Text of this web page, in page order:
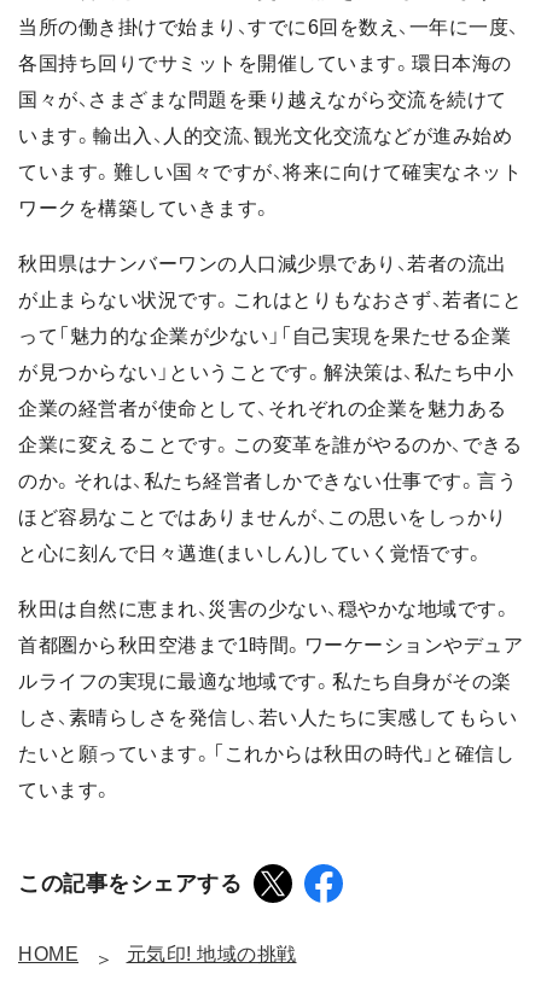
当所の働き掛けで始まり、すでに6回を数え、一年に一度、
各国持ち回りでサミットを開催しています。環日本海の
国々が、さまざまな問題を乗り越えながら交流を続けて
います。輸出入、人的交流、観光文化交流などが進み始め
ています。難しい国々ですが、将来に向けて確実なネット
ワークを構築していきます。
秋田県はナンバーワンの人口減少県であり、若者の流出
が止まらない状況です。これはとりもなおさず、若者にと
って「魅力的な企業が少ない」「自己実現を果たせる企業
が見つからない」ということです。解決策は、私たち中小
企業の経営者が使命として、それぞれの企業を魅力ある
企業に変えることです。この変革を誰がやるのか、できる
のか。それは、私たち経営者しかできない仕事です。言う
ほど容易なことではありませんが、この思いをしっかり
と心に刻んで日々邁進(まいしん)していく覚悟です。
秋田は自然に恵まれ、災害の少ない、穏やかな地域です。
首都圏から秋田空港まで1時間。ワーケーションやデュア
ルライフの実現に最適な地域です。私たち自身がその楽
しさ、素晴らしさを発信し、若い人たちに実感してもらい
たいと願っています。「これからは秋田の時代」と確信し
ています。
この記事をシェアする
HOME 元気印! 地域の挑戦